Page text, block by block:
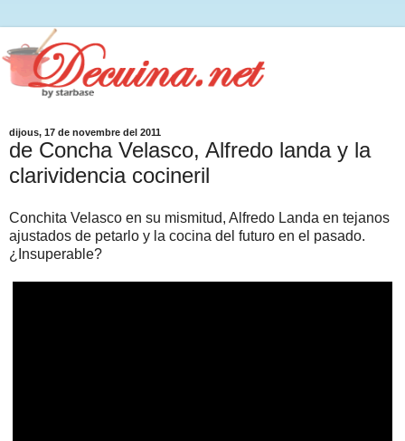
dijous, 17 de novembre del 2011
de Concha Velasco, Alfredo landa y la
clarividencia cocineril
Conchita Velasco en su mismitud, Alfredo Landa en tejanos
ajustados de petarlo y la cocina del futuro en el pasado.
¿Insuperable?